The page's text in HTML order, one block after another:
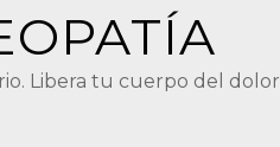
Libera tu cuerpo del dolor